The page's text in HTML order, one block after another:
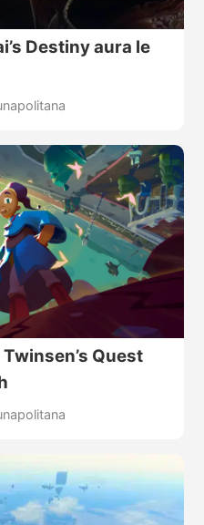
Destiny aura le
Quest